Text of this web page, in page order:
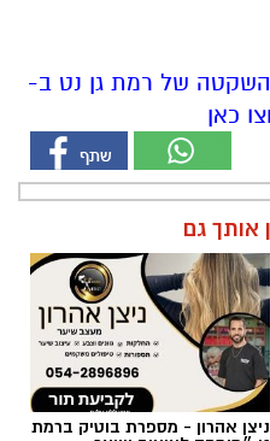
של רמת גן נט ב-
אותך גם
ניצן אהרון - מספרת בוטיק ברמת